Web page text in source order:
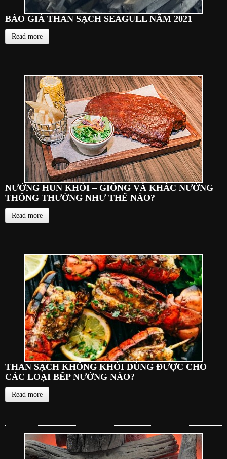
BÁO GIÁ THAN SẠCH SEAGULL NĂM 2021
Read more
NƯỚNG HUN KHÓI – GIỐNG VÀ KHÁC NƯỚNG
THÔNG THƯỜNG NHƯ THẾ NÀO?
Read more
THAN SẠCH KHÔNG KHÓI DÙNG ĐƯỢC CHO
CÁC LOẠI BẾP NƯỚNG NÀO?
Read more